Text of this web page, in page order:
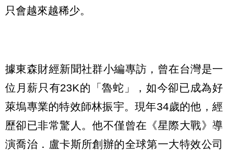
只會越來越稀少。
據東森財經新聞社群小編專訪，曾在台灣是一
位月薪只有23K的「魯蛇」，如今卻已成為好
萊塢專業的特效師林振宇。現年34歲的他，經
歷卻已非常驚人。他不僅曾在《星際大戰》導
演喬治．盧卡斯所創辦的全球第一大特效公司